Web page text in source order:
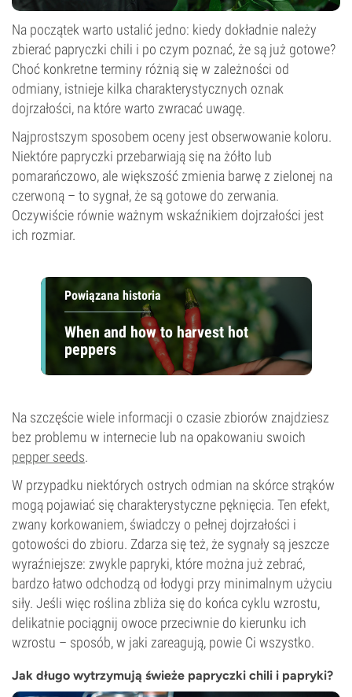
Na początek warto ustalić jedno: kiedy dokładnie należy
zbierać papryczki chili i po czym poznać, że są już gotowe?
Choć konkretne terminy różnią się w zależności od
odmiany, istnieje kilka charakterystycznych oznak
dojrzałości, na które warto zwracać uwagę.
Najprostszym sposobem oceny jest obserwowanie koloru.
Niektóre papryczki przebarwiają się na żółto lub
pomarańczowo, ale większość zmienia barwę z zielonej na
czerwoną – to sygnał, że są gotowe do zerwania.
Oczywiście równie ważnym wskaźnikiem dojrzałości jest
ich rozmiar.
Powiązana historia
When and how to harvest hot
peppers
Na szczęście wiele informacji o czasie zbiorów znajdziesz
bez problemu w internecie lub na opakowaniu swoich
pepper seeds.
W przypadku niektórych ostrych odmian na skórce strąków
mogą pojawiać się charakterystyczne pęknięcia. Ten efekt,
zwany korkowaniem, świadczy o pełnej dojrzałości i
gotowości do zbioru. Zdarza się też, że sygnały są jeszcze
wyraźniejsze: zwykle papryki, które można już zebrać,
bardzo łatwo odchodzą od łodygi przy minimalnym użyciu
siły. Jeśli więc roślina zbliża się do końca cyklu wzrostu,
delikatnie pociągnij owoce przeciwnie do kierunku ich
wzrostu – sposób, w jaki zareagują, powie Ci wszystko.
Jak długo wytrzymują świeże papryczki chili i papryki?